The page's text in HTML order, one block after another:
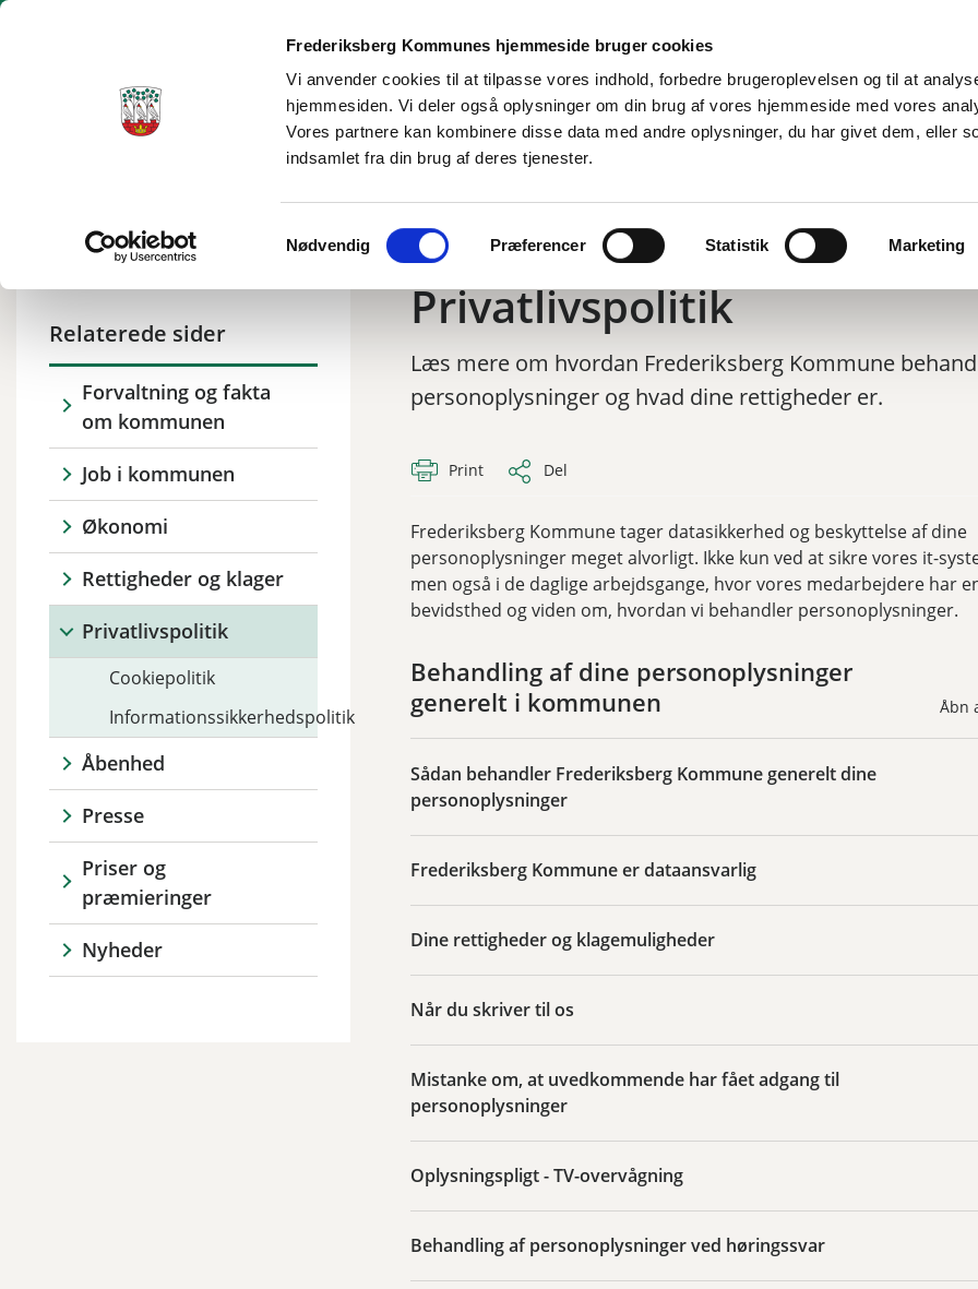
Frederiksberg Kommunes hjemmeside bruger cookies
Vi anvender cookies til at tilpasse vores indhold, forbedre brugeroplevelsen og til at
hjemmesiden. Vi deler også oplysninger om din brug af vores hjemmeside med vores
Vores partnere kan kombinere disse data med andre oplysninger, du har givet dem, eller
indsamlet fra din brug af deres tjenester.
Nødvendig Præferencer Statistik Marketing
Borgerservice Dagtilbud og skole Social og sundhed By, bolig og miljø Fritid og oplevelser Job og ledighed
Relaterede sider
Forvaltning og fakta
om kommunen
Job i kommunen
Økonomi
Rettigheder og klager
Privatlivspolitik
Cookiepolitik
Informationssikkerhedspolitik
Åbenhed
Presse
Priser og
præmieringer
Nyheder
Privatlivspolitik
Læs mere om hvordan Frederiksberg Kommune
personoplysninger og hvad dine rettigheder er.
Print Del
Frederiksberg Kommune tager datasikkerhed og beskyttelse af dine
personoplysninger meget alvorligt. Ikke kun ved at sikre vores it-
men også i de daglige arbejdsgange, hvor vores medarbejdere har
bevidsthed og viden om, hvordan vi behandler personoplysninger.
Behandling af dine personoplysninger
generelt i kommunen
Åbn
Sådan behandler Frederiksberg Kommune generelt dine
personoplysninger
Frederiksberg Kommune er dataansvarlig
Dine rettigheder og klagemuligheder
Når du skriver til os
Mistanke om, at uvedkommende har fået adgang til
personoplysninger
Oplysningspligt - TV-overvågning
Behandling af personoplysninger ved høringssvar